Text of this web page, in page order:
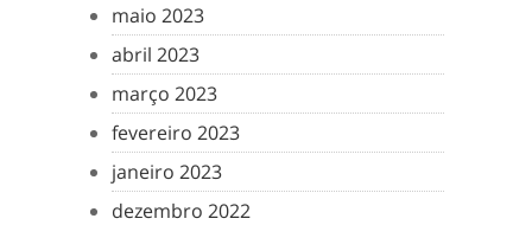
maio 2023
abril 2023
março 2023
fevereiro 2023
janeiro 2023
dezembro 2022